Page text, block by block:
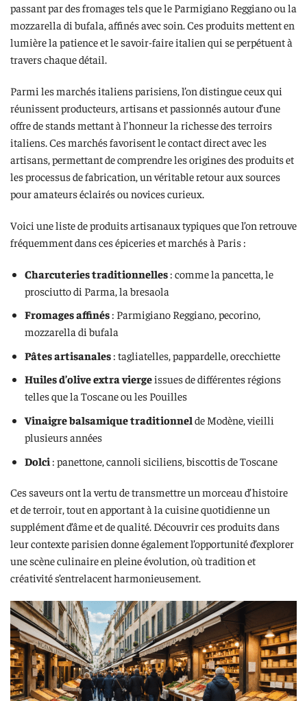
passant par des fromages tels que le Parmigiano Reggiano ou la
mozzarella di bufala, affinés avec soin. Ces produits mettent en
lumière la patience et le savoir-faire italien qui se perpétuent à
travers chaque détail.
Parmi les marchés italiens parisiens, l’on distingue ceux qui
réunissent producteurs, artisans et passionnés autour d’une
offre de stands mettant à l’honneur la richesse des terroirs
italiens. Ces marchés favorisent le contact direct avec les
artisans, permettant de comprendre les origines des produits et
les processus de fabrication, un véritable retour aux sources
pour amateurs éclairés ou novices curieux.
Voici une liste de produits artisanaux typiques que l’on retrouve
fréquemment dans ces épiceries et marchés à Paris :
Charcuteries traditionnelles: comme la pancetta, le
prosciutto di Parma, la bresaola
Fromages affinés: Parmigiano Reggiano, pecorino,
mozzarella di bufala
Pâtes artisanales: tagliatelles, pappardelle, orecchiette
Huiles d’olive extra viergeissues de différentes régions
telles que la Toscane ou les Pouilles
Vinaigre balsamique traditionnel de Modène, vieilli
plusieurs années
Dolci : panettone, cannoli siciliens, biscottis de Toscane
Ces saveurs ont la vertu de transmettre un morceau d’histoire
et de terroir, tout en apportant à la cuisine quotidienne un
supplément d’âme et de qualité. Découvrir ces produits dans
leur contexte parisien donne également l’opportunité d’explorer
une scène culinaire en pleine évolution, où tradition et
créativité s’entrelacent harmonieusement.